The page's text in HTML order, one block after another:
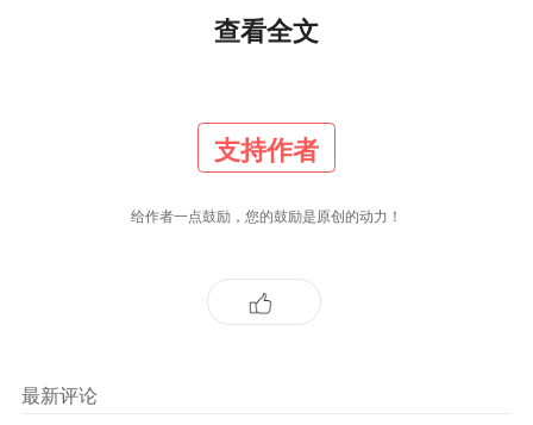
为和"、佛家"圆融无碍"的哲学理念，共同塑
造了中国书法尚中正、尚务实、尚自然、尚
温润的核心审美追求。笔墨之性情，本质是
生张扬乖戾、刻意造作之笔墨；沉静通透、
守正求真之修养，方得从容自然、气韵贯通
唯有涤除浮躁执念，摒弃功利诉求，以从容
查看全文
支持作者
给作者一点鼓励，您的鼓励是原创的动力！
最新评论